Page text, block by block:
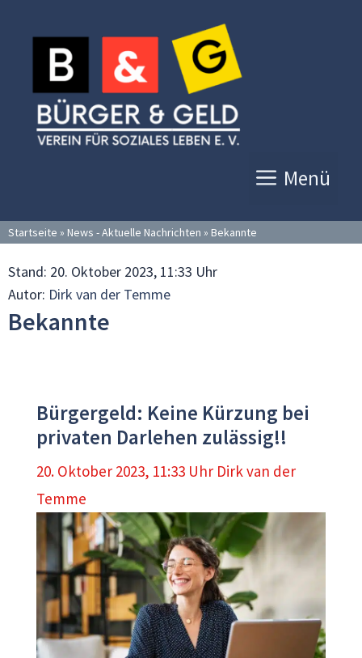
Inhalt
springen
Menü
Startseite » News - Aktuelle Nachrichten » Bekannte
Stand: 20. Oktober 2023, 11:33 Uhr
Autor: Dirk van der Temme
Bekannte
Bürgergeld: Keine Kürzung bei
privaten Darlehen zulässig!!
20. Oktober 2023, 11:33 Uhr Dirk van der
Temme